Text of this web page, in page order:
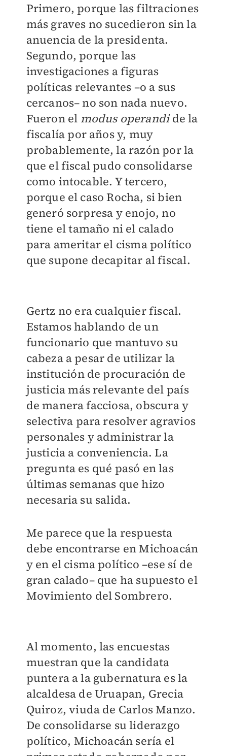
Primero, porque las filtraciones
más graves no sucedieron sin la
anuencia de la presidenta.
Segundo, porque las
investigaciones a figuras
políticas relevantes –o a sus
cercanos– no son nada nuevo.
Fueron el modus operandide la
fiscalía por años y, muy
probablemente, la razón por la
que el fiscal pudo consolidarse
como intocable. Y tercero,
porque el caso Rocha, si bien
generó sorpresa y enojo, no
tiene el tamaño ni el calado
para ameritar el cisma político
que supone decapitar al fiscal.
Gertz no era cualquier fiscal.
Estamos hablando de un
funcionario que mantuvo su
cabeza a pesar de utilizar la
institución de procuración de
justicia más relevante del país
de manera facciosa, obscura y
selectiva para resolver agravios
personales y administrar la
justicia a conveniencia. La
pregunta es qué pasó en las
últimas semanas que hizo
necesaria su salida.
Me parece que la respuesta
debe encontrarse en Michoacán
y en el cisma político –ese sí de
gran calado– que ha supuesto el
Movimiento del Sombrero.
Al momento, las encuestas
muestran que la candidata
puntera a la gubernatura es la
alcaldesa de Uruapan, Grecia
Quiroz, viuda de Carlos Manzo.
De consolidarse su liderazgo
político, Michoacán sería el